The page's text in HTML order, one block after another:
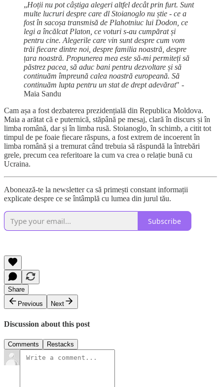
„Hoții nu pot câștiga alegeri altfel decât prin furt. Sunt
multe lucruri despre care dl Stoianoglo nu știe - ce a
fost în sacoșa transmisă de Plahotniuc lui Dodon, ce
legi a încălcat Platon, ce voturi s-au cumpărat și
pentru cine. Alegerile care vin sunt despre cum vom
trăi fiecare dintre noi, despre familia noastră, despre
țara noastră. Propunerea mea este să-mi permiteți să
păstrez pacea, să aduc bani pentru dezvoltare și să
continuăm împreună calea noastră europeană. Să
continuăm lupta pentru un stat de drept adevărat" -
Maia Sandu
Cam așa a fost dezbaterea prezidențială din Republica Moldova.
Maia a arătat că e puternică, stăpână pe mesaj, clară în discurs și în
limba română, dar și în limba rusă. Stoianoglo, în schimb, a citit tot
timpul de pe foaie fiecare răspuns, a fost extrem de incoerent în
limba română și a tremurat când trebuia să răspundă la întrebări
grele, precum cea referitoare la cum va crea o relație bună cu
Ucraina.
Abonează-te la newsletter ca să primești constant informații
explicate despre ce se întâmplă cu lumea din jurul tău.
Subscribe
Share
Previous
Next
Discussion about this post
Comments Restacks